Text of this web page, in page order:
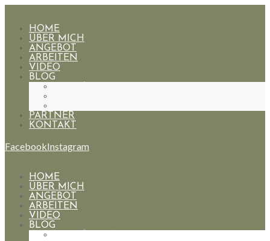
HOME
ÜBER MICH
ANGEBOT
ARBEITEN
VIDEO
BLOG
PARTNER
KONTAKT
FacebookInstagram
HOME
ÜBER MICH
ANGEBOT
ARBEITEN
VIDEO
BLOG